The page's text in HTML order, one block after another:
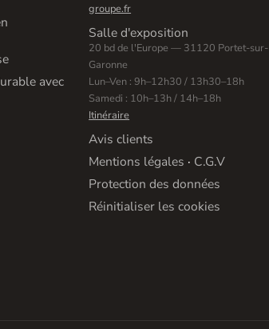
avec
groupe.fr
Salle d'exposition
20 bd de l'Europe — 31120 Portet-sur-
Garonne
Lun–Ven : 9h–12h30 / 13h30–18h
Samedi : 10h–13h / 14h–18h
Itinéraire
Avis clients
Mentions légales · C.G.V
Protection des données
Réinitialiser les cookies